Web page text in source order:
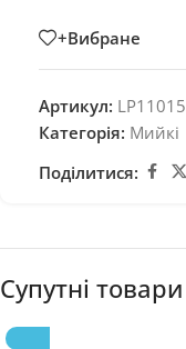
+Вибране
Артикул: LP11015
Категорія: Мийкі
Поділитися:
Супутні товари